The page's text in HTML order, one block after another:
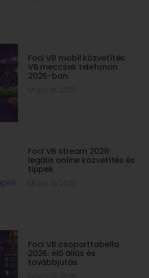
Foci VB mobil közvetítés:
VB meccsek telefonon
2026-ban
Foci VB stream 2026:
legális online közvetítés és
tippek
Foci VB csoporttabella
2026: élő állás és
továbbjutás